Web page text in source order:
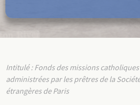
Intitulé : Fonds des missions
administrées par les prêtres de la
étrangères de Paris